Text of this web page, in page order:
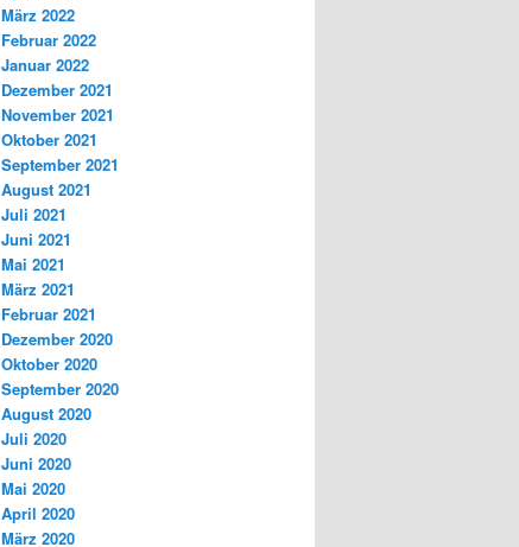
März 2022
Februar 2022
Januar 2022
Dezember 2021
November 2021
Oktober 2021
September 2021
August 2021
Juli 2021
Juni 2021
Mai 2021
März 2021
Februar 2021
Dezember 2020
Oktober 2020
September 2020
August 2020
Juli 2020
Juni 2020
Mai 2020
April 2020
März 2020